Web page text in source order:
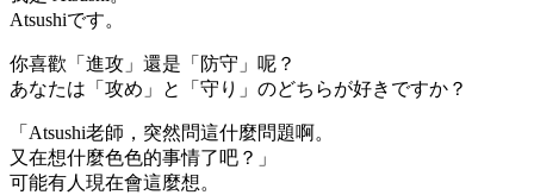
Atsushiです。
你喜歡「進攻」還是「防守」呢？
あなたは「攻め」と「守り」のどちらが好きですか？
「Atsushi老師，突然問這什麼問題啊。
又在想什麼色色的事情了吧？」
可能有人現在會這麼想。